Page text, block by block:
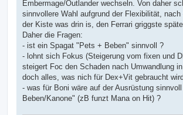
Embermage/Outlander wechseln. Von daher
sinnvollere Wahl aufgrund der Flexibilität,
der Kiste was drin is, den Ferrari griggste
Daher die Fragen:
- ist ein Spagat "Pets + Beben" sinnvoll ?
- lohnt sich Fokus (Steigerung vom fixen und
steigert Foc den Schaden nach Umwandlung
doch alles, was nich für Dex+Vit gebraucht
- was für Boni wäre auf der Ausrüstung
Beben/Kanone" (zB funzt Mana on Hit) ?